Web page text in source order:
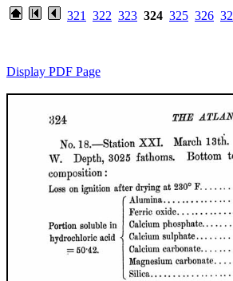
321 322 323 324 325 326
Display PDF Page